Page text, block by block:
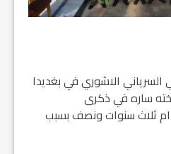
السرياني الاشوري في بغديدا
ساره في ذكرى
ثلاث سنوات ونصف بسبب